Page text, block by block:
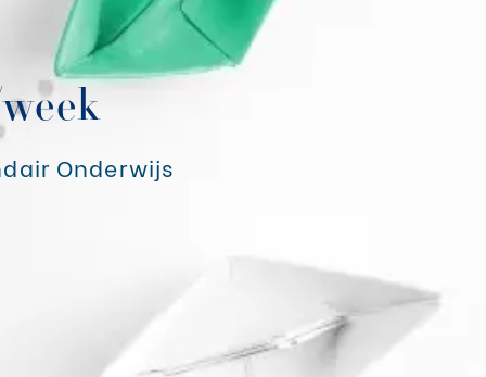
Onderwijs